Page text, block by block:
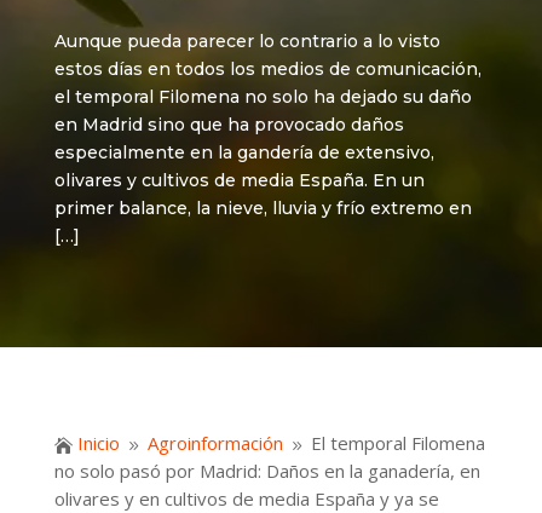
Aunque pueda parecer lo contrario a lo visto
estos días en todos los medios de comunicación,
el temporal Filomena no solo ha dejado su daño
en Madrid sino que ha provocado daños
especialmente en la gandería de extensivo,
olivares y cultivos de media España. En un
primer balance, la nieve, lluvia y frío extremo en
[…]
 Inicio 9 Agroinformación 9 El temporal Filomena
no solo pasó por Madrid: Daños en la ganadería, en
olivares y en cultivos de media España y ya se